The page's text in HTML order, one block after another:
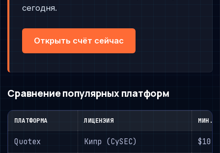
сегодня.
Открыть счёт сейчас
Сравнение популярных платформ
ПЛАТФОРМА ЛИЦЕНЗИЯ МИН.
Quotex Кипр (CySEC) $10